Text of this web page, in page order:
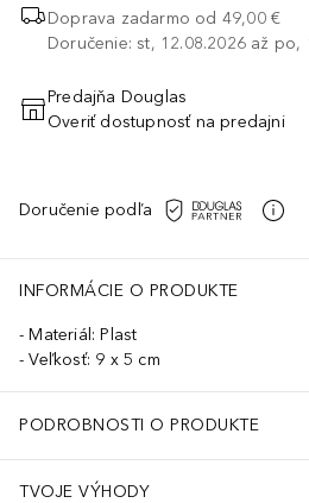
Doprava zadarmo od 49,00 €
Doručenie: st, 12.08.2026 až po,
PRIDAŤ DO
Predajňa Douglas
Overiť dostupnosť na predajni
Doručenie podľa
INFORMÁCIE O PRODUKTE
Materiál: Plast
Veľkosť: 9 x 5 cm
PODROBNOSTI O PRODUKTE
TVOJE VÝHODY